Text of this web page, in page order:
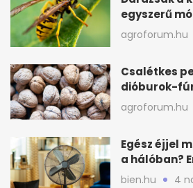
egyszerű
agroforum.hu
Csalétkes
dióburok-
csináld a
agroforum.hu
Egész éjjel
a hálóban?
alvásnál
bien.hu 4